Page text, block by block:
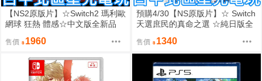
【NS2原版片】☆Switch2 瑪利歐
網球 狂熱 體感☆中文版全新品
售價 1960
預購4/30【NS原版片】☆ Switch
天選庶民的真命之選 ☆純日版全
售價 1340